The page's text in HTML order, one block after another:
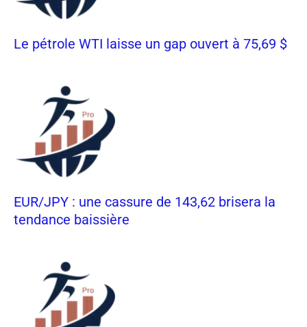
Le pétrole WTI laisse un gap ouvert à 75,69 $
EUR/JPY : une cassure de 143,62 brisera la
tendance baissière